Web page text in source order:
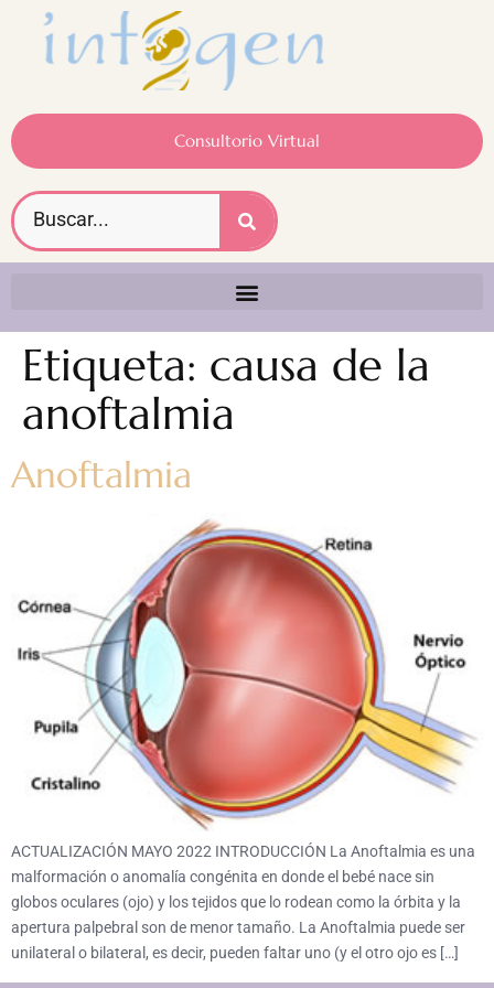
Consultorio Virtual
Etiqueta: causa de la
anoftalmia
Anoftalmia
ACTUALIZACIÓN MAYO 2022 INTRODUCCIÓN La Anoftalmia es una
malformación o anomalía congénita en donde el bebé nace sin
globos oculares (ojo) y los tejidos que lo rodean como la órbita y la
apertura palpebral son de menor tamaño. La Anoftalmia puede ser
unilateral o bilateral, es decir, pueden faltar uno (y el otro ojo es […]